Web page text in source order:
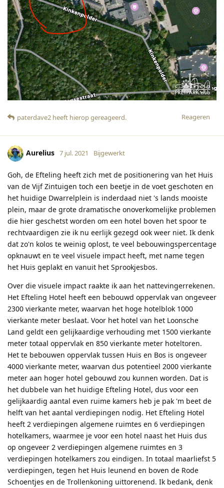
Reageren
paterdave2 heeft hierop gereageerd.
Aurelius 7 jul. 2021 Bijgewerkt
Goh, de Efteling heeft zich met de positionering van het Huis
van de Vijf Zintuigen toch een beetje in de voet geschoten en
het huidige Dwarrelplein is inderdaad niet 's lands mooiste
plein, maar de grote dramatische onoverkomelijke problemen
die hier geschetst worden om een hotel boven het spoor te
rechtvaardigen zie ik nu eerlijk gezegd ook weer niet. Ik denk
dat zo'n kolos te weinig oplost, te veel bebouwingspercentage
opknauwt en te veel visuele impact heeft, met name tegen
het Huis geplakt en vanuit het Sprookjesbos.
Over die visuele impact raakte ik aan het nattevingerrekenen.
Het Efteling Hotel heeft een bebouwd oppervlak van ongeveer
2300 vierkante meter, waarvan het hoge hotelblok 1000
vierkante meter beslaat. Voor het hotel van het Loonsche
Land geldt een gelijkaardige verhouding met 1500 vierkante
meter totaal oppervlak en 850 vierkante meter hoteltoren.
Het te bebouwen oppervlak tussen Huis en Bos is ongeveer
4000 vierkante meter, waarvan dus potentieel 2000 vierkante
meter aan hoger hotel gebouwd zou kunnen worden. Dat is
het dubbele van het huidige Efteling Hotel, dus voor een
gelijkaardig aantal even ruime kamers heb je pak 'm beet de
helft van het aantal verdiepingen nodig. Het Efteling Hotel
heeft 2 verdiepingen algemene ruimtes en 6 verdiepingen
hotelkamers, waarmee je voor een hotel naast het Huis dus
op ongeveer 2 verdiepingen algemene ruimtes en 3
verdiepingen hotelkamers zou eindigen. In totaal maarliefst 5
verdiepingen, tegen het Huis leunend en boven de Rode
Schoentjes en de Trollenkoning uittorenend. Ik bedank, denk